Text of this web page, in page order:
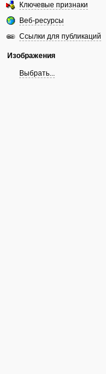
Ключевые признаки
Веб-ресурсы
Ссылки для публикаций
Изображения
Выбрать...